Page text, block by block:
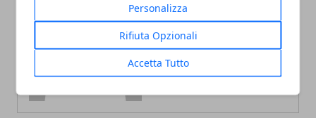
Personalizza
Rifiuta Opzionali
Accetta Tutto
Redazione